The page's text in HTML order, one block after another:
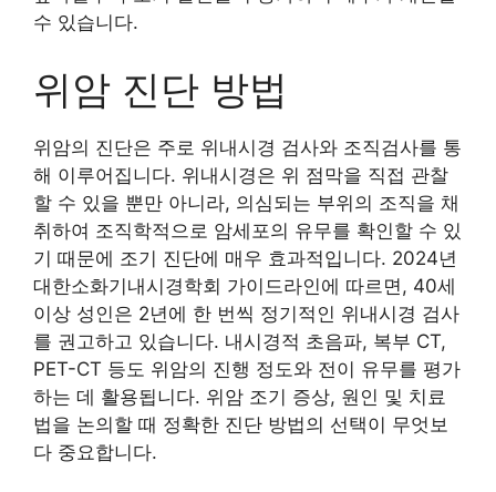
수 있습니다.
위암 진단 방법
위암의 진단은 주로 위내시경 검사와 조직검사를 통
해 이루어집니다. 위내시경은 위 점막을 직접 관찰
할 수 있을 뿐만 아니라, 의심되는 부위의 조직을 채
취하여 조직학적으로 암세포의 유무를 확인할 수 있
기 때문에 조기 진단에 매우 효과적입니다. 2024년
대한소화기내시경학회 가이드라인에 따르면, 40세
이상 성인은 2년에 한 번씩 정기적인 위내시경 검사
를 권고하고 있습니다. 내시경적 초음파, 복부 CT,
PET-CT 등도 위암의 진행 정도와 전이 유무를 평가
하는 데 활용됩니다. 위암 조기 증상, 원인 및 치료
법을 논의할 때 정확한 진단 방법의 선택이 무엇보
다 중요합니다.